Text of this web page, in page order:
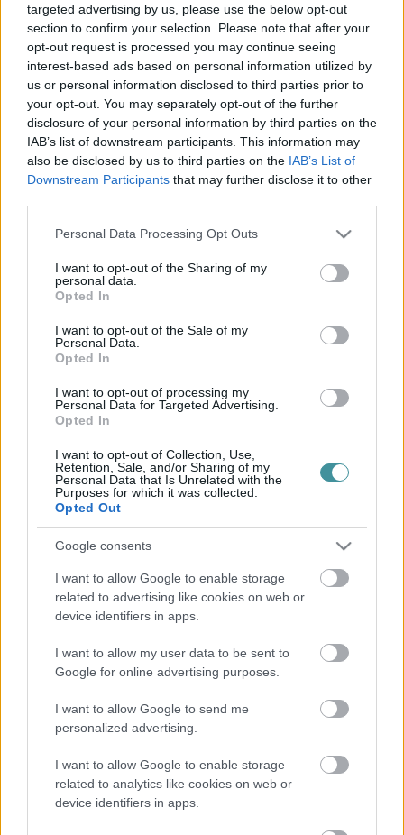
targeted advertising by us, please use the below opt-out
section to confirm your selection. Please note that after your
opt-out request is processed you may continue seeing
interest-based ads based on personal information utilized by
us or personal information disclosed to third parties prior to
your opt-out. You may separately opt-out of the further
disclosure of your personal information by third parties on the
IAB’s list of downstream participants. This information may
also be disclosed by us to third parties on the IAB’s List of
Downstream Participants that may further disclose it to other
Please note that this website/app uses one or more Google
not limited to your visit or usage behaviour. You may click to
grant or deny consent to Google and its third-party tags to
use your data for below specified purposes in below Google
consent section.
Personal Data Processing Opt Outs
I want to opt-out of the Sharing of my
personal data.
Opted In
I want to opt-out of the Sale of my
Personal Data.
Opted In
I want to opt-out of processing my
Personal Data for Targeted Advertising.
Opted In
I want to opt-out of Collection, Use,
Retention, Sale, and/or Sharing of my
Personal Data that Is Unrelated with the
Purposes for which it was collected.
Opted Out
Google consents
I want to allow Google to enable storage
related to advertising like cookies on web or
device identifiers in apps.
I want to allow my user data to be sent to
Google for online advertising purposes.
I want to allow Google to send me
personalized advertising.
I want to allow Google to enable storage
related to analytics like cookies on web or
device identifiers in apps.
2026. augusztus 08., szombat, László névnap
Eger Ügye
Mindenki Ügye
Egészség+
Kikötő
Barta Autó
Eger Ügye
Választás 2026
Mindenki Ügye
Egészség+
Otthon & Design
Kikötő
Barta Autó
További rovatok
Állás
Eger Outlet
Zöld hírek
Programok
Környék ügye
Gasztro
Vélemény
Podcast
Fintech
Fejleszd lelkesen
Páros-páratlan